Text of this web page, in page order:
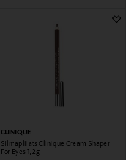
CLINIQUE
Silmapliiats Clinique Cream Shaper
For Eyes 1,2 g